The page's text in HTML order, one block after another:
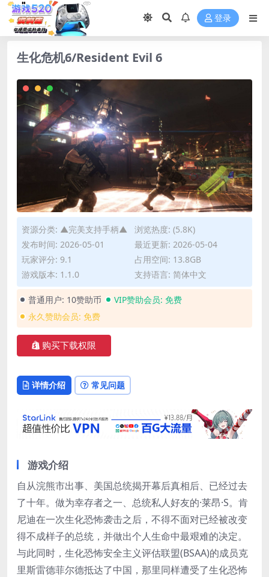
登录
生化危机6/Resident Evil 6
资源分类: ▲完美支持手柄▲
浏览热度: (5.8K)
发布时间: 2026-05-01
最近更新: 2026-05-04
玩家评分: 9.1
占用空间: 13.8GB
游戏版本: 1.1.0
支持语言: 简体中文
普通用户: 10赞助币 VIP赞助会员: 免费
永久赞助会员: 免费
购买下载权限
详情介绍 常见问题
游戏介绍
自从浣熊市出事、美国总统揭开幕后真相后、已经过去
了十年。做为幸存者之一、总统私人好友的·莱昂·S。肯
尼迪在一次生化恐怖袭击之后，不得不面对已经被改变
得不成样子的总统，并做出个人生命中最艰难的决定。
与此同时，生化恐怖安全主义评估联盟(BSAA)的成员克
里斯雷德菲尔德抵达了中国，那里同样遭受了生化恐怖